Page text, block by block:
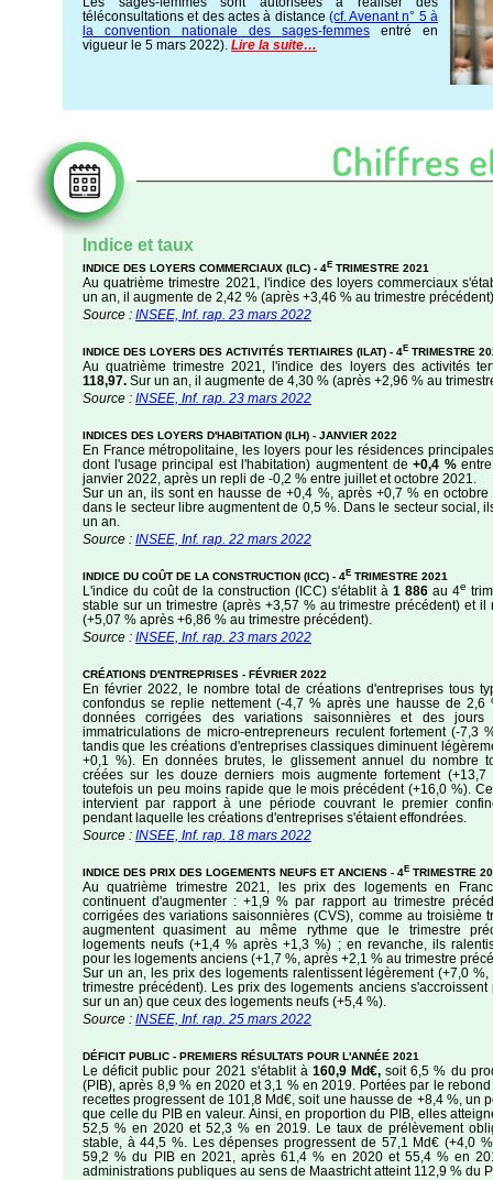
téléconsultations et des actes à distance (cf. Avenant n° 5 à
la convention nationale des sages-femmes entré en
vigueur le 5 mars 2022). Lire la suite…
Indice et taux
INDICE DES LOYERS COMMERCIAUX (ILC) - 4E TRIMESTRE 2021
Au quatrième trimestre 2021, l'indice des loyers commerciaux
un an, il augmente de 2,42 % (après +3,46 % au trimestre
Source : INSEE, Inf. rap. 23 mars 2022
INDICE DES LOYERS DES ACTIVITÉS TERTIAIRES (ILAT) - 4E TRIMESTRE
Au quatrième trimestre 2021, l'indice des loyers des activités
118,97. Sur un an, il augmente de 4,30 % (après +2,96 % au
Source : INSEE, Inf. rap. 23 mars 2022
INDICES DES LOYERS D'HABITATION (ILH) - JANVIER 2022
En France métropolitaine, les loyers pour les résidences
dont l'usage principal est l'habitation) augmentent de+0,4 %entre
janvier 2022, après un repli de -0,2 % entre juillet et octobre 2021.
Sur un an, ils sont en hausse de +0,4 %, après +0,7 % en octobre
dans le secteur libre augmentent de 0,5 %. Dans le secteur social,
un an.
Source : INSEE, Inf. rap. 22 mars 2022
INDICE DU COÛT DE LA CONSTRUCTION (ICC) - 4E TRIMESTRE 2021
L'indice du coût de la construction (ICC) s'établit à 1 886 au 4e
stable sur un trimestre (après +3,57 % au trimestre précédent) et il
(+5,07 % après +6,86 % au trimestre précédent).
Source : INSEE, Inf. rap. 23 mars 2022
CRÉATIONS D'ENTREPRISES - FÉVRIER 2022
En février 2022, le nombre total de créations d'entreprises tous
confondus se replie nettement (-4,7 % après une hausse de 2,6
données corrigées des variations saisonnières et des jours
immatriculations de micro-entrepreneurs reculent fortement (-7,3
tandis que les créations d'entreprises classiques diminuent
+0,1 %). En données brutes, le glissement annuel du nombre
créées sur les douze derniers mois augmente fortement
toutefois un peu moins rapide que le mois précédent (+16,0 %).
intervient par rapport à une période couvrant le premier
pendant laquelle les créations d'entreprises s'étaient effondrées.
Source : INSEE, Inf. rap. 18 mars 2022
INDICE DES PRIX DES LOGEMENTS NEUFS ET ANCIENS - 4E TRIMESTRE
Au quatrième trimestre 2021, les prix des logements en
continuent d'augmenter : +1,9 % par rapport au trimestre
corrigées des variations saisonnières (CVS), comme au troisième
augmentent quasiment au même rythme que le trimestre
logements neufs (+1,4 % après +1,3 %) ; en revanche, ils
pour les logements anciens (+1,7 %, après +2,1 % au trimestre
Sur un an, les prix des logements ralentissent légèrement (+7,0
trimestre précédent). Les prix des logements anciens
sur un an) que ceux des logements neufs (+5,4 %).
Source : INSEE, Inf. rap. 25 mars 2022
DÉFICIT PUBLIC - PREMIERS RÉSULTATS POUR L'ANNÉE 2021
Le déficit public pour 2021 s'établit à 160,9 Md€, soit 6,5 % du
(PIB), après 8,9 % en 2020 et 3,1 % en 2019. Portées par le
recettes progressent de 101,8 Md€, soit une hausse de +8,4 %, un
que celle du PIB en valeur. Ainsi, en proportion du PIB, elles
52,5 % en 2020 et 52,3 % en 2019. Le taux de prélèvement
stable, à 44,5 %. Les dépenses progressent de 57,1 Md€ (+4,0
59,2 % du PIB en 2021, après 61,4 % en 2020 et 55,4 % en
administrations publiques au sens de Maastricht atteint 112,9 % du